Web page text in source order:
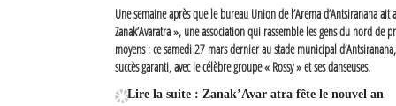
Une semaine après que le bureau Union de l’Arema d’Antsiranana
Zanak’Avaratra », une association qui rassemble les gens du nord
moyens : ce samedi 27 mars dernier au stade municipal
succès garanti, avec le célèbre groupe « Rossy » et ses danseuses.
Lire la suite : Zanak’Avar atra fête le nouvel an